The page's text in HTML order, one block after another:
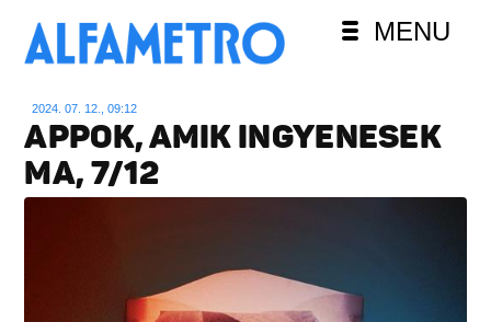
MENU
2024. 07. 12., 09:12
APPOK, AMIK INGYENESEK
MA, 7/12